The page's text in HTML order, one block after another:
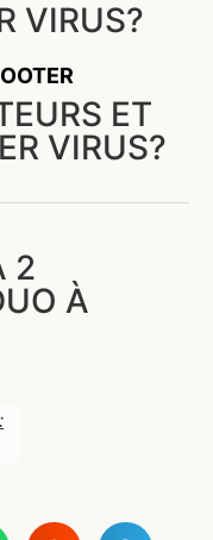
VIRUS?
ET
VIRUS?
2
À